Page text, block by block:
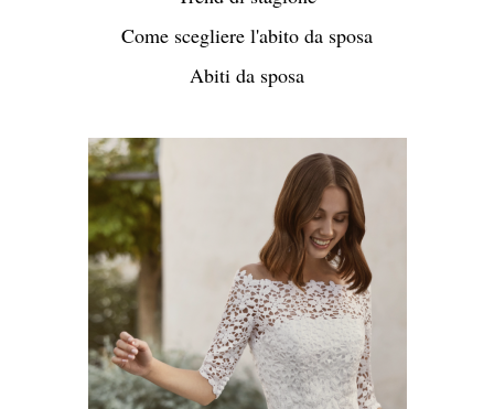
Come scegliere l'abito da sposa
Abiti da sposa